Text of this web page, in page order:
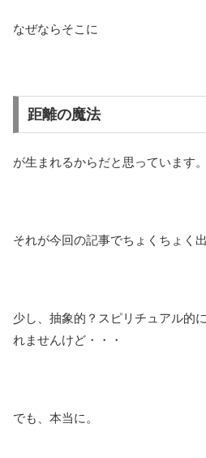
なぜならそこに
距離の魔法
が生まれるからだと思っています。
それが今回の記事でちょくちょく
少し、抽象的？スピリチュアル的
れませんけど・・・
でも、本当に。